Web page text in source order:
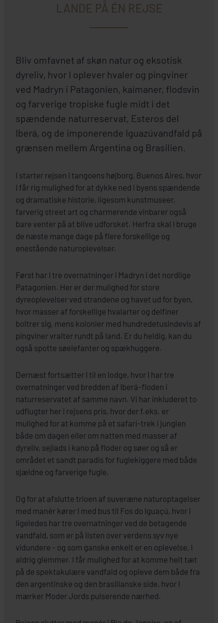
LANDE PÅ ÉN REJSE
Bliv omfavnet af skøn natur og eksotisk
dyreliv, hvor I oplever hvaler og pingviner
ved Madryn i Patagonien, kaimaner, flodsvin
og farverige tropiske fugle midt i det
spændende naturreservat, Esteros del
Iberá, og de imponerende Iguazúvandfald på
grænsen mellem Argentina og Brasilien.
I starter rejsen i tangoens højborg, Buenos Aires, hvor
I får rig mulighed for at dykke ned i byens spændende
og dramatiske historie, ligesom kunstmuseer,
farverig street art og charmerende vinbarer også
bare venter på at blive udforsket. Herfra skal I bruge
de næste mange dage på flere forskellige og
enestående naturoplevelser.
Først har I tre overnatninger i Madryn i det nordlige
Patagonien. Her er der mulighed for store
dyreoplevelser ved strandene og havet ud for byen,
hvor masser af forskellige hvalarter og delfiner
boltrer sig, mens kolonier med hundredetusindevis af
pingviner vralter rundt på land. Er du heldig, kan du
også spotte søelefanter og spækhuggere.
Dernæst fortsætter I til en lodge, hvor I har tre
overnatninger ved bredden af Iberá-floden i
naturreservatet af samme navn. Vi har inkluderet to
udflugter her i rejsens pris, hvor der f.eks. er
mulighed for at komme på et safari-trek i junglen
både om dagen eller om natten med masser af
dyreliv, sejlads i kano på floder og søer og så er
området et sandt paradis for fuglekiggere med både
sjældne og farverige fugle.
Og for at afslutte trioen af suveræne naturoptagelser
med manér kører I med bus til Fos do Iguaçú, hvor I
ligeledes har tre overnatninger ved de betagende
vandfald, som er på listen over verdens syv nye
vidundere - og som ganske enkelt er en oplevelse, I
aldrig glemmer. I får mulighed for at komme helt tæt
på de spektakulære vandfald og opleve dem både fra
den argentinske og den brasilianske side, hvor I
mærker Moder Jords pulserende nærhed.